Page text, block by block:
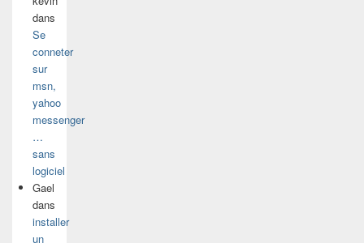
dans
Se
conneter
sur
msn,
yahoo
messenger
…
sans
logiciel
Gael
dans
installer
un